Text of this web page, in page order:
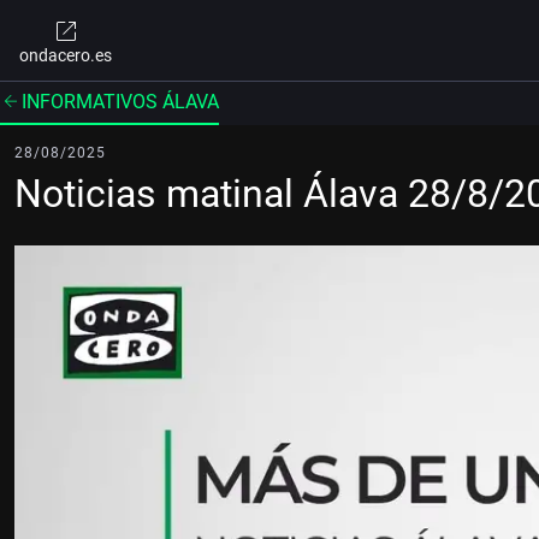
ondacero.es
INFORMATIVOS ÁLAVA
28/08/2025
Noticias matinal Álava 28/8/